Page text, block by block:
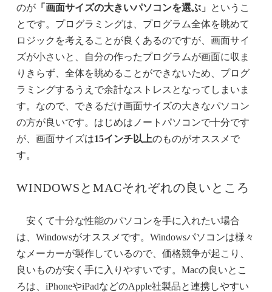
のが 「画面サイズの大きいパソコンを選ぶ」
というこ
とです。プログラミングは、プログラム全体を眺めて
ロジックを考えることが良くあるのですが、画面サイ
ズが小さいと、自分の作ったプログラムが画面に収ま
りきらず、全体を眺めることができないため、プログ
ラミングするうえで余計なストレスとなってしまいま
す。なので、できるだけ画面サイズの大きなパソコン
の方が良いです。はじめはノートパソコンで十分です
が、画面サイズは15インチ以上のものがオススメで
す。
WINDOWSとMACそれぞれの良いところ
安くて十分な性能のパソコンを手に入れたい場合
は、Windowsがオススメです。Windowsパソコンは様々
なメーカーが製作しているので、価格競争が起こり、
良いものが安く手に入りやすいです。Macの良いとこ
ろは、iPhoneやiPadなどのApple社製品と連携しやすい